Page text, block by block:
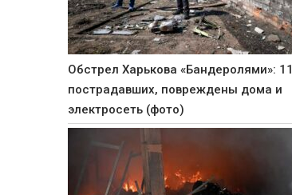
Обстрел Харькова «Бандеролями»: 11
пострадавших, повреждены дома и
электросеть (фото)